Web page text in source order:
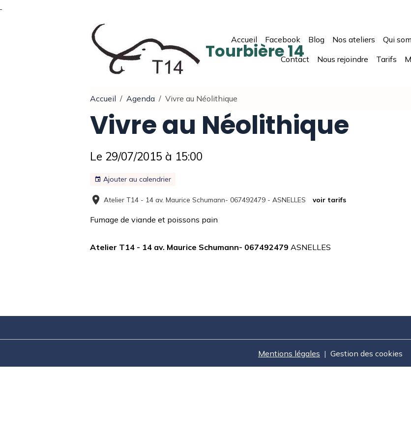
Tourbière 14
Accueil Facebook Blog Nos ateliers Qui
Contact
Nous rejoindre Tarifs
Accueil Agenda Vivre au Néolithique
Vivre au Néolithique
Le 29/07/2015 à 15:00
Ajouter au calendrier
Atelier T14 - 14 av. Maurice Schumann- 067492479 - ASNELLES voir tarifs
Fumage de viande et poissons pain
Atelier T14 - 14 av. Maurice Schumann- 067492479 ASNELLES
Mentions légales Gestion des cookies